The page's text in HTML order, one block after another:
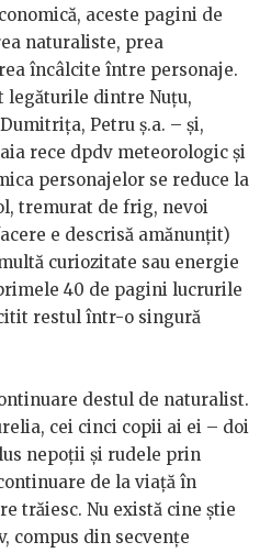
aceste pagini de
naturaliste, prea
încâlcite între personaje.
legăturile dintre Nuțu,
Petru ș.a. – și,
rece dpdv meteorologic și
personajelor se reduce la
tremurat de frig, nevoi
e descrisă amănunțit)
curiozitate sau energie
40 de pagini lucrurile
restul într-o singură
destul de naturalist.
cei cinci copii ai ei – doi
nepoții și rudele prin
de la viață în
trăiesc. Nu există cine știe
compus din secvențe